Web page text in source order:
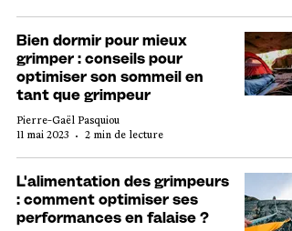
Bien dormir pour mieux
grimper : conseils pour
optimiser son sommeil en
tant que grimpeur
Pierre-Gaël Pasquiou
11 mai 2023
2 min de lecture
L'alimentation des grimpeurs
: comment optimiser ses
performances en falaise ?